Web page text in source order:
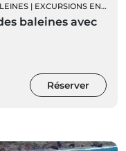
| EXCURSIONS EN BATEAU
baleines avec
Réserver